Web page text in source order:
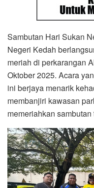
Sambutan Hari Sukan
Negeri Kedah
meriah di perkarangan
Oktober 2025. Acara
ini berjaya menarik
membanjiri kawasan
memeriahkan